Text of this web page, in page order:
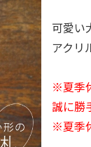
可愛い
アクリ
※夏季
誠に勝
※夏季